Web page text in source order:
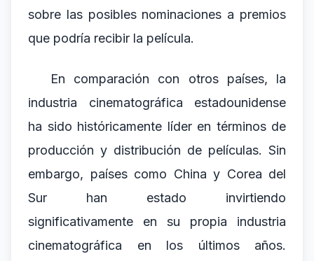
sobre las posibles nominaciones a premios
que podría recibir la película.
En comparación con otros países, la
industria cinematográfica estadounidense
ha sido históricamente líder en términos de
producción y distribución de películas. Sin
embargo, países como China y Corea del
Sur han estado invirtiendo
significativamente en su propia industria
cinematográfica en los últimos años.